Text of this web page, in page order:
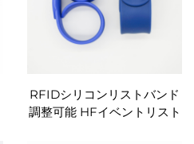
RFIDシリコンリストバンド
調整可能 HFイベントリスト